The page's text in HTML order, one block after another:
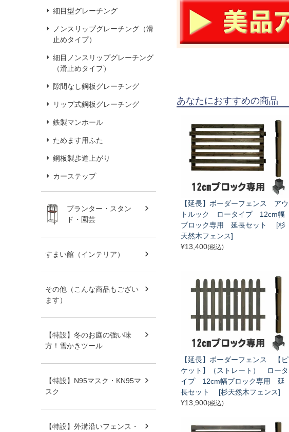
細目型グレーチング
ノンスリップグレーチング（滑
止めタイプ）
細目ノンスリップグレーチング
（滑止めタイプ）
隙間なし鋼板グレーチング
リップ式鋼板グレーチング
鉄製マンホール
ためます用ふた
鋼板製歩道上がり
カーステップ
プランター・スタン
ド・園芸
すまい館（インテリア）
その他（こんな商品もござい
ます）
【特設】冬のお庭の強い味
方！雪かきツール
【特設】N95マスク・KN95マ
スク
【特設】外溝沿いフェンス・
あなたにおすすめの商品
【延長】ボーダーフェンス アウ
トルック ロータイプ 12cm幅
ブロック専用 延長セット [杉
天然木フェンス]
¥13,400(税込)
【延長】ボーダーフェンス 【ピ
ケット】（ストレート） ロータ
イプ 12cm幅ブロック専用 延
長セット [杉天然木フェンス]
¥13,900(税込)